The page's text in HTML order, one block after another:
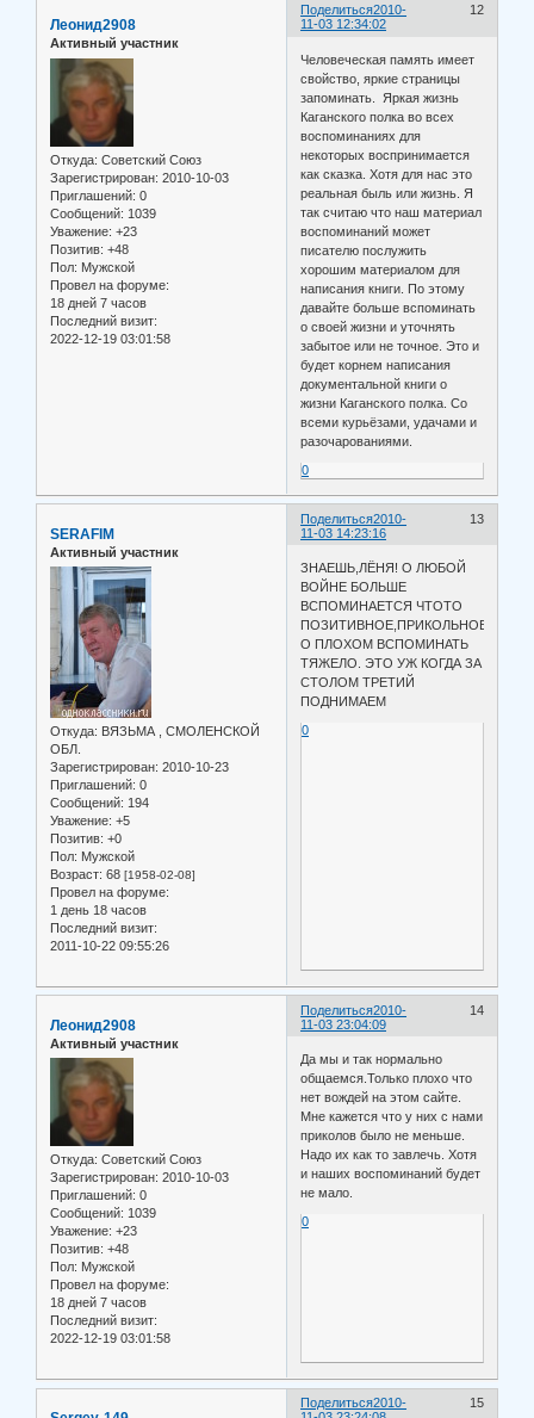
Поделиться 12
2010-
11-03 12:34:02
Леонид2908
Активный участник
Откуда: Советский Союз
Зарегистрирован: 2010-10-03
Приглашений: 0
Сообщений: 1039
Уважение: +23
Позитив: +48
Пол: Мужской
Провел на форуме:
18 дней 7 часов
Последний визит:
2022-12-19 03:01:58
Человеческая память имеет
свойство, яркие страницы
запоминать. Яркая жизнь
Каганского полка во всех
воспоминаниях для
некоторых воспринимается
как сказка. Хотя для нас это
реальная быль или жизнь. Я
так считаю что наш материал
воспоминаний может
писателю послужить
хорошим материалом для
написания книги. По этому
давайте больше вспоминать
о своей жизни и уточнять
забытое или не точное. Это и
будет корнем написания
документальной книги о
жизни Каганского полка. Со
всеми курьёзами, удачами и
разочарованиями.
0
Поделиться 13
2010-
11-03 14:23:16
SERAFIM
Активный участник
Откуда: ВЯЗЬМА , СМОЛЕНСКОЙ
ОБЛ.
Зарегистрирован: 2010-10-23
Приглашений: 0
Сообщений: 194
Уважение: +5
Позитив: +0
Пол: Мужской
Возраст: 68 [1958-02-08]
Провел на форуме:
1 день 18 часов
Последний визит:
2011-10-22 09:55:26
ЗНАЕШЬ,ЛЁНЯ! О ЛЮБОЙ
ВОЙНЕ БОЛЬШЕ
ВСПОМИНАЕТСЯ ЧТОТО
ПОЗИТИВНОЕ,ПРИКОЛЬНОЕ.А
О ПЛОХОМ ВСПОМИНАТЬ
ТЯЖЕЛО. ЭТО УЖ КОГДА ЗА
СТОЛОМ ТРЕТИЙ
ПОДНИМАЕМ
0
Поделиться 14
2010-
11-03 23:04:09
Леонид2908
Активный участник
Откуда: Советский Союз
Зарегистрирован: 2010-10-03
Приглашений: 0
Сообщений: 1039
Уважение: +23
Позитив: +48
Пол: Мужской
Провел на форуме:
18 дней 7 часов
Последний визит:
2022-12-19 03:01:58
Да мы и так нормально
общаемся.Только плохо что
нет вождей на этом сайте.
Мне кажется что у них с нами
приколов было не меньше.
Надо их как то завлечь. Хотя
и наших воспоминаний будет
не мало.
0
Поделиться 15
2010-